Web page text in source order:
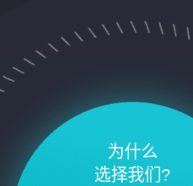
为什么
选择我们?